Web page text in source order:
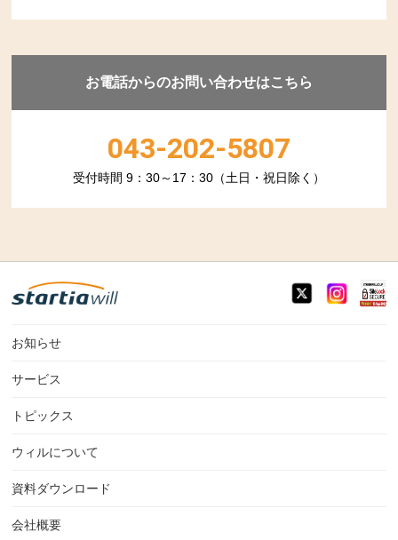
お電話からのお問い合わせはこちら
043-202-5807
受付時間 9：30～17：30（土日・祝日除く）
お知らせ
サービス
トピックス
ウィルについて
資料ダウンロード
会社概要